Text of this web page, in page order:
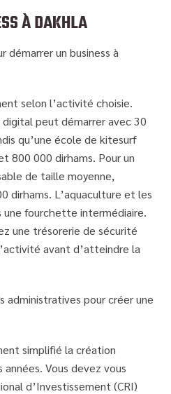
À DAKHLA
démarrer un business à
selon l’activité choisie.
peut démarrer avec 30
qu’une école de kitesurf
800 000 dirhams. Pour un
de taille moyenne,
dirhams. L’aquaculture et les
une fourchette intermédiaire.
une trésorerie de sécurité
avant d’atteindre la
administratives pour créer une
simplifié la création
Vous devez vous
d’Investissement (CRI)